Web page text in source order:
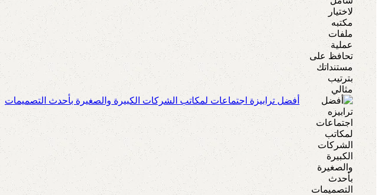
أفضل ترابيزة اجتماعات لمكاتب الشركات الكبيرة والصغيرة بأحدث التصميمات